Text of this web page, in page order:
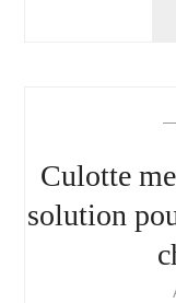
Culotte
solution